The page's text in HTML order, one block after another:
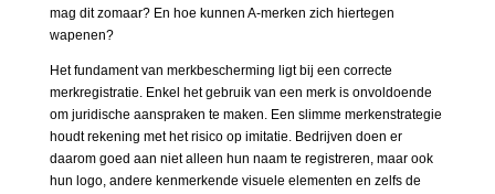
mag dit zomaar? En hoe kunnen A-merken zich hiertegen
wapenen?
Het fundament van merkbescherming ligt bij een correcte
merkregistratie. Enkel het gebruik van een merk is onvoldoende
om juridische aanspraken te maken. Een slimme merkenstrategie
houdt rekening met het risico op imitatie. Bedrijven doen er
daarom goed aan niet alleen hun naam te registreren, maar ook
hun logo, andere kenmerkende visuele elementen en zelfs de